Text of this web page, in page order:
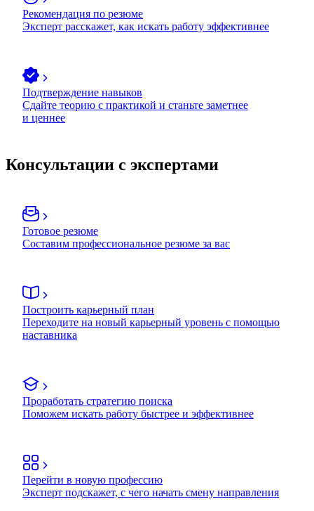
Рекомендация по резюме
Эксперт расскажет, как искать работу эффективнее
Подтверждение навыков
Сдайте теорию с практикой и станьте заметнее
и ценнее
Консультации с экспертами
Готовое резюме
Составим профессиональное резюме за вас
Построить карьерный план
Переходите на новый карьерный уровень с помощью
наставника
Проработать стратегию поиска
Поможем искать работу быстрее и эффективнее
Перейти в новую профессию
Эксперт подскажет, с чего начать смену направления